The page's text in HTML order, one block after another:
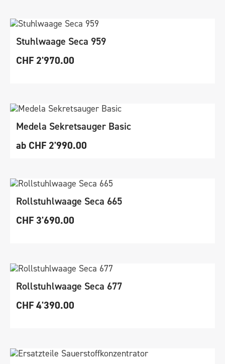
Stuhlwaage Seca 959
CHF 2'970.00
Medela Sekretsauger Basic
ab CHF 2'990.00
Rollstuhlwaage Seca 665
CHF3'690.00
Rollstuhlwaage Seca 677
CHF4'390.00